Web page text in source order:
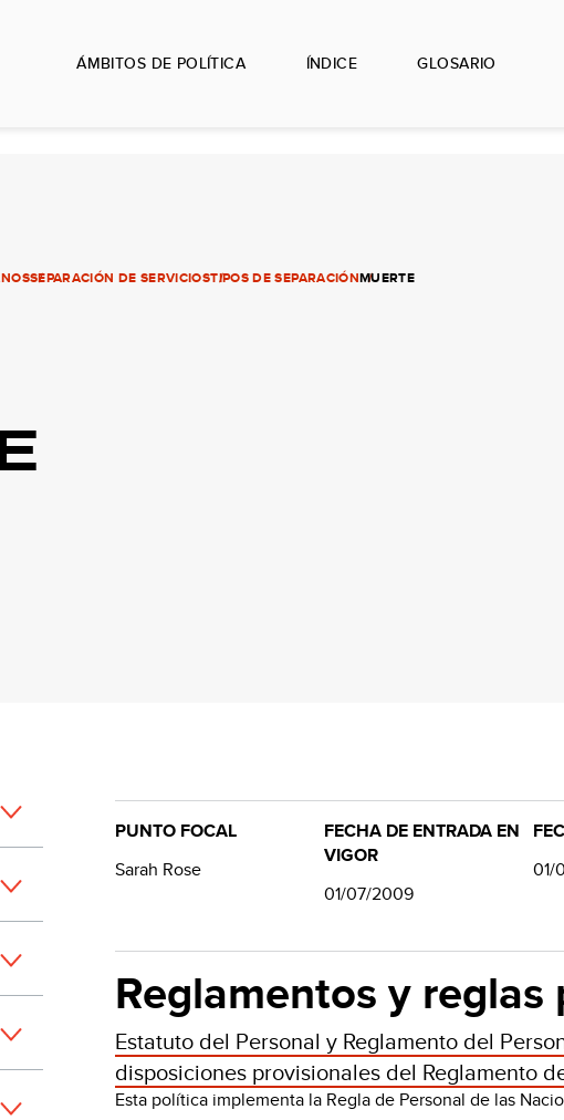
ÁMBITOS DE POLÍTICA ÍNDICE GLOSARIO
SEPARACIÓN DE SERVICIOSTIPOS DE SEPARACIÓNMUERTE
PUNTO FOCAL
Sarah Rose
FECHA DE ENTRADA EN
VIGOR
01/07/2009
01/
Reglamentos y
Estatuto del Personal y Reglamento del
disposiciones provisionales del Reglamento
Esta política implementa la Regla de Personal de las